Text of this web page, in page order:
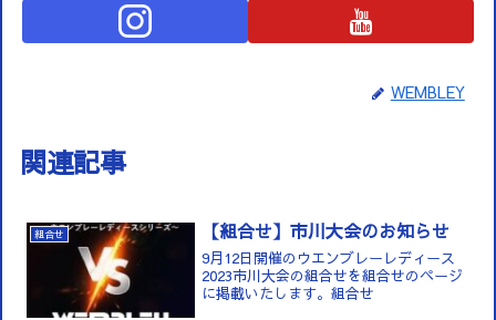
WEMBLEY
関連記事
組合せ 【組合せ】市川大会のお知らせ
9月12日開催のウエンブレーレディース
2023市川大会の組合せを組合せのページ
に掲載いたします。組合せ